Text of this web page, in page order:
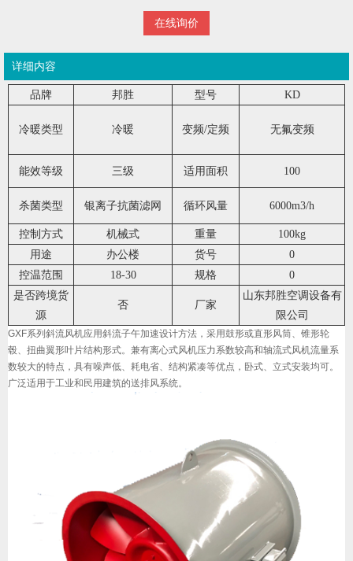
在线询价
详细内容
品牌 邦胜 型号 KD
冷暖类型 冷暖 变频/定频 无氟变频
能效等级 三级 适用面积 100
杀菌类型 银离子抗菌滤网 循环风量 6000m3/h
控制方式 机械式 重量
100kg
用途
办公楼 货号
0
控温范围
18-30 规格
0
是否跨境货
源
否 厂家
山东邦胜空调设备有
限公司
GXF系列斜流风机应用斜流子午加速设计方法，采用鼓形或直形风筒、锥形轮
毂、扭曲翼形叶片结构形式。兼有离心式风机压力系数较高和轴流式风机流量系
数较大的特点，具有噪声低、耗电省、结构紧凑等优点，卧式、立式安装均可。
广泛适用于工业和民用建筑的送排风系统。